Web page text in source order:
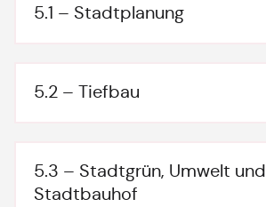
5.1 – Stadtplanung
5.2 – Tiefbau
5.3 – Stadtgrün, Umwelt und
Stadtbauhof